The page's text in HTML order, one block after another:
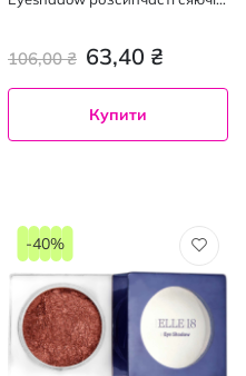
63,40 ₴
106,00 ₴
Купити
-40%